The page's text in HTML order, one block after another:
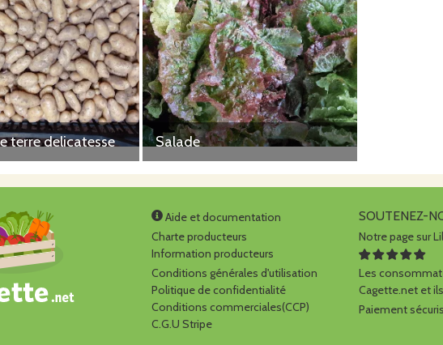
terre delicatesse Salade
Aide et documentation
Charte producteurs
Information producteurs
Conditions générales d'utilisation
Politique de confidentialité
Conditions commerciales(CCP)
C.G.U Stripe
SOUTENEZ-
Notre page sur
Les
Cagette.net et
Paiement